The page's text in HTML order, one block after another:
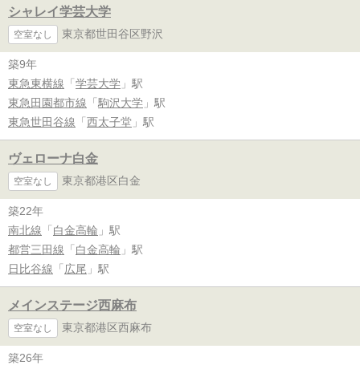
シャレイ学芸大学
空室なし 東京都世田谷区野沢
築9年
東急東横線 「 学芸大学 」駅
東急田園都市線 「 駒沢大学 」駅
東急世田谷線 「 西太子堂 」駅
ヴェローナ白金
空室なし 東京都港区白金
築22年
南北線 「 白金高輪 」駅
都営三田線 「 白金高輪 」駅
日比谷線 「 広尾 」駅
メインステージ西麻布
空室なし 東京都港区西麻布
築26年